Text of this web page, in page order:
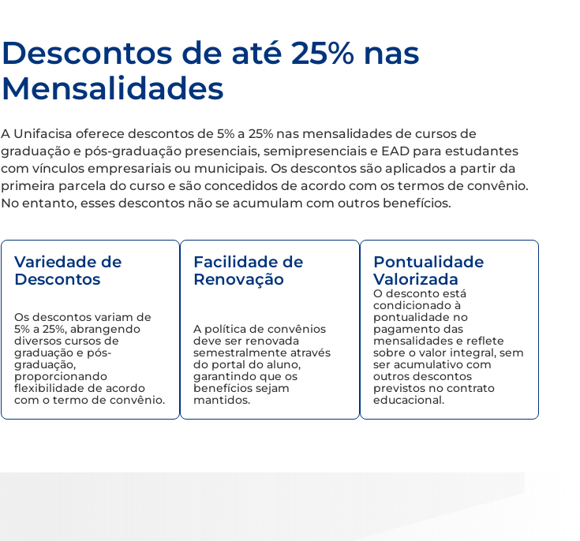
Descontos de até 25% nas
Mensalidades
A Unifacisa oferece descontos de 5% a 25% nas mensalidades de cursos de
graduação e pós-graduação presenciais, semipresenciais e EAD para estudantes
com vínculos empresariais ou municipais. Os descontos são aplicados a partir da
primeira parcela do curso e são concedidos de acordo com os termos de convênio.
No entanto, esses descontos não se acumulam com outros benefícios.
Variedade de
Descontos
Os descontos variam de
5% a 25%, abrangendo
diversos cursos de
graduação e pós-
graduação,
proporcionando
flexibilidade de acordo
com o termo de convênio.
Facilidade de
Renovação
A política de convênios
deve ser renovada
semestralmente através
do portal do aluno,
garantindo que os
benefícios sejam
mantidos.
Pontualidade
Valorizada
O desconto está
condicionado à
pontualidade no
pagamento das
mensalidades e reflete
sobre o valor integral, sem
ser acumulativo com
outros descontos
previstos no contrato
educacional.